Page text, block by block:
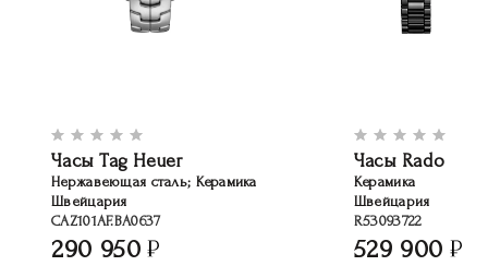
Часы Tag Heuer
Нержавеющая сталь; Керамика
Швейцария
CAZ101AF.BA0637
290 950
Часы Rado
Керамика
Швейцария
R53093722
529 900